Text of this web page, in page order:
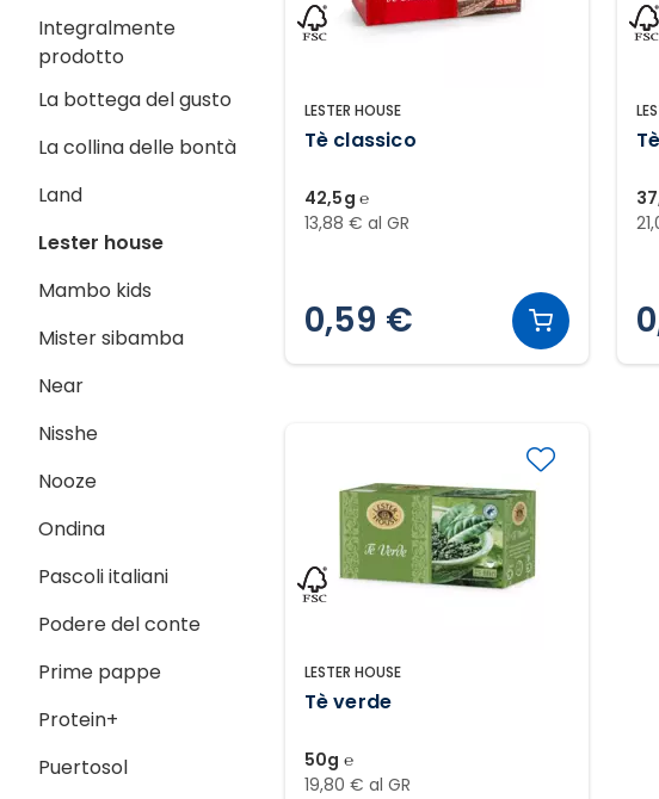
Integralmente
prodotto
La bottega del gusto
La collina delle bontà
Land
Lester house
Mambo kids
Mister sibamba
Near
Nisshe
Nooze
Ondina
Pascoli italiani
Podere del conte
Prime pappe
Protein+
Puertosol
LESTER HOUSE
Tè classico
42,5g ℮
13,88 € al GR
0,59 €
LESTER HOUSE
Tè verde
50g ℮
19,80 € al GR